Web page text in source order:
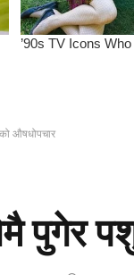
औषधोपचार
पुगेर